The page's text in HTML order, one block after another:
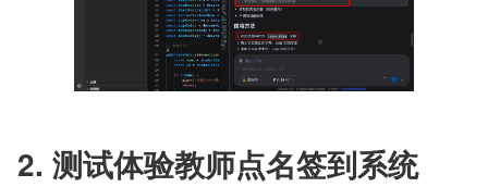
2. 测试体验教师点名签到系统